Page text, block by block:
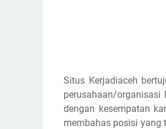
Situs Kerjadiaceh
perusahaan/
dengan kesempatan
membahas posisi yang